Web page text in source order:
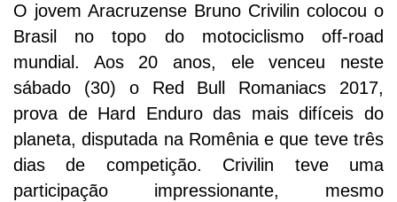
O jovem Aracruzense Bruno Crivilin colocou o
Brasil no topo do motociclismo off-road
mundial. Aos 20 anos, ele venceu neste
sábado (30) o Red Bull Romaniacs 2017,
prova de Hard Enduro das mais difíceis do
planeta, disputada na Romênia e que teve três
dias de competição. Crivilin teve uma
participação impressionante, mesmo